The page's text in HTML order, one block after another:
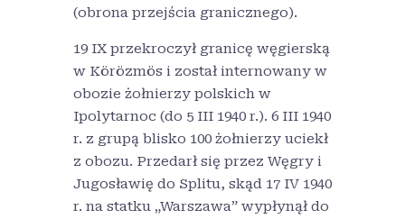
(obrona przejścia granicznego).
19 IX przekroczył granicę węgierską
w Körözmös i został internowany w
obozie żołnierzy polskich w
Ipolytarnoc (do 5 III 1940 r.). 6 III 1940
r. z grupą blisko 100 żołnierzy uciekł
z obozu. Przedarł się przez Węgry i
Jugosławię do Splitu, skąd 17 IV 1940
r. na statku „Warszawa” wypłynął do